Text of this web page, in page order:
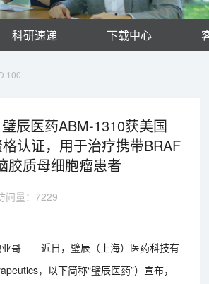
科研速递 下载中心
100
辰医药ABM-1310获美国
认证，用于治疗携带BRAF
胶质母细胞瘤患者
问量：7229
亚哥——近日，璧辰（上海）医药科技有
，以下简称“璧辰医药”）宣布，